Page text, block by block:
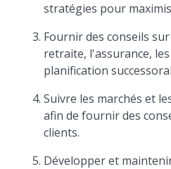
stratégies pour
Fournir des conseils
retraite, l'assurance,
planification
Suivre les marchés et
afin de fournir des
clients.
Développer et